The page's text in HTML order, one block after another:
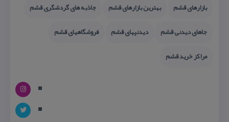
بازارهای قشم
بهترین بازارهای قشم
جاذبه های گردشگری قشم
جاهای دیدنی قشم
دیدنیهای قشم
فروشگاههای قشم
مراكز خرید قشم